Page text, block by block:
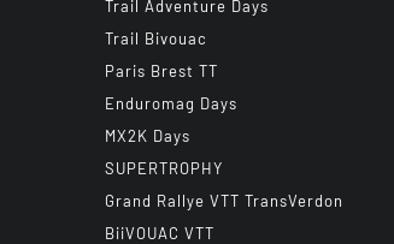
Trail Adventure Days
Trail Bivouac
Paris Brest TT
Enduromag Days
MX2K Days
SUPERTROPHY
Grand Rallye VTT TransVerdon
BiiVOUAC VTT